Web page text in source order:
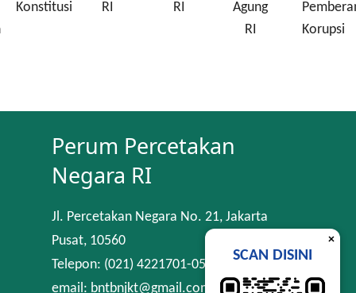
Konstitusi
RI
RI
Agung
RI
Korupsi
Perum Percetakan
Negara RI
Jl. Percetakan Negara No. 21, Jakarta
Pusat, 10560
Telepon: (021) 4221701-05
email: bntbnjkt@gmail.com
×
SCAN DISINI